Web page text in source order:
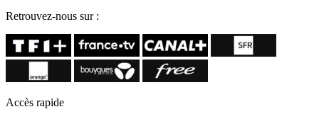
Retrouvez-nous sur :
Accès rapide